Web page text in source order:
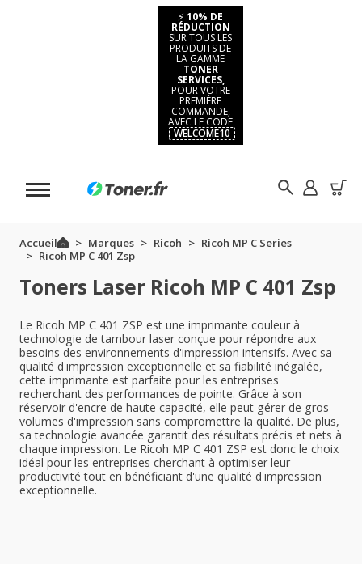
⚡ 10% DE
RÉDUCTION
SUR TOUS LES
PRODUITS DE
LA GAMME
TONER
SERVICES,
POUR VOTRE
PREMIÈRE
COMMANDE,
AVEC LE CODE
WELCOME10
Accueil Marques Ricoh
Ricoh MP C Series
Ricoh MP C 401 Zsp
Toners Laser Ricoh MP C 401 Zsp
Le Ricoh MP C 401 ZSP est une imprimante couleur à
technologie de tambour laser conçue pour répondre aux
besoins des environnements d'impression intensifs. Avec sa
qualité d'impression exceptionnelle et sa fiabilité inégalée,
cette imprimante est parfaite pour les entreprises
recherchant des performances de pointe. Grâce à son
réservoir d'encre de haute capacité, elle peut gérer de gros
volumes d'impression sans compromettre la qualité. De plus,
sa technologie avancée garantit des résultats précis et nets à
chaque impression. Le Ricoh MP C 401 ZSP est donc le choix
idéal pour les entreprises cherchant à optimiser leur
productivité tout en bénéficiant d'une qualité d'impression
exceptionnelle.